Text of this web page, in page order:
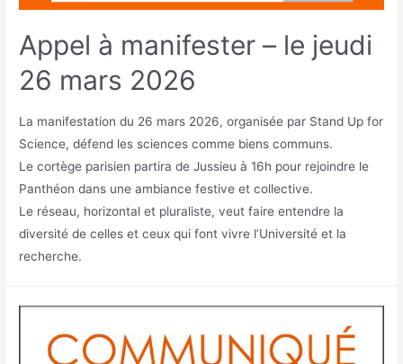
Appel à manifester – le jeudi
26 mars 2026
La manifestation du 26 mars 2026, organisée par Stand Up for
Science, défend les sciences comme biens communs.
Le cortège parisien partira de Jussieu à 16h pour rejoindre le
Panthéon dans une ambiance festive et collective.
Le réseau, horizontal et pluraliste, veut faire entendre la
diversité de celles et ceux qui font vivre l’Université et la
recherche.